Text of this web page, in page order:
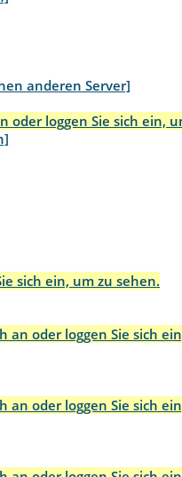
anderen Server]
oder loggen Sie sich ein,
sich ein, um zu sehen.
an oder loggen Sie sich
an oder loggen Sie sich